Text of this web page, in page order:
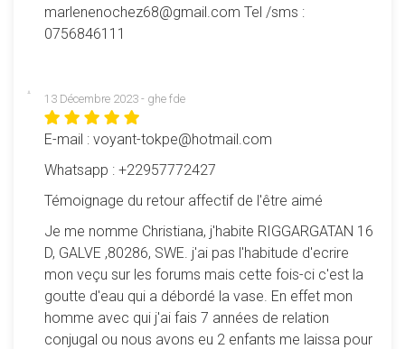
marlenenochez68@gmail.com Tel /sms :
0756846111
13 Décembre 2023 - ghe fde
E-mail : voyant-tokpe@hotmail.com
Whatsapp : +22957772427
Témoignage du retour affectif de l'être aimé
Je me nomme Christiana, j'habite RIGGARGATAN 16
D, GALVE ,80286, SWE. j'ai pas l'habitude d'ecrire
mon veçu sur les forums mais cette fois-ci c'est la
goutte d'eau qui a débordé la vase. En effet mon
homme avec qui j'ai fais 7 années de relation
conjugal ou nous avons eu 2 enfants me laissa pour